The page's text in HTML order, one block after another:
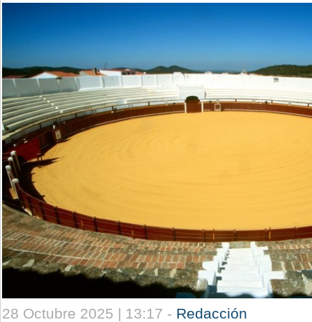
28 Octubre 2025 | 13:17 - Redacción